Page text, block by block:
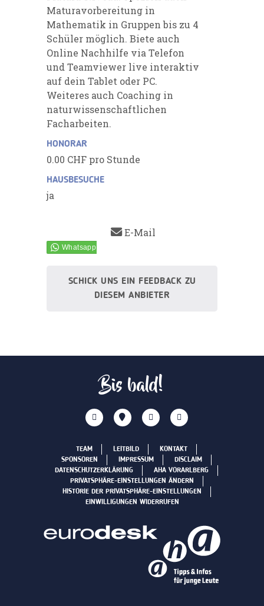
Maturavorbereitung in
Mathematik in Gruppen bis zu 4
Schüler möglich. Biete auch
Online Nachhilfe via Telefon
und Teamviewer live interaktiv
auf dein Tablet oder PC.
Weiteres auch Coaching in
naturwissenschaftlichen
Facharbeiten.
HONORAR
0.00 CHF pro Stunde
HAUSBESUCHE
ja
E-Mail
SCHICK UNS EIN FEEDBACK ZU
DIESEM ANBIETER
Bis bald!
TEAM LEITBILD
KONTAKT
SPONSOREN
IMPRESSUM
DISCLAIM
DATENSCHUTZERKLÄRUNG
AHA VORARLBERG
PRIVATSPHÄRE-EINSTELLUNGEN ÄNDERN
HISTORIE DER PRIVATSPHÄRE-EINSTELLUNGEN
EINWILLIGUNGEN WIDERRUFEN